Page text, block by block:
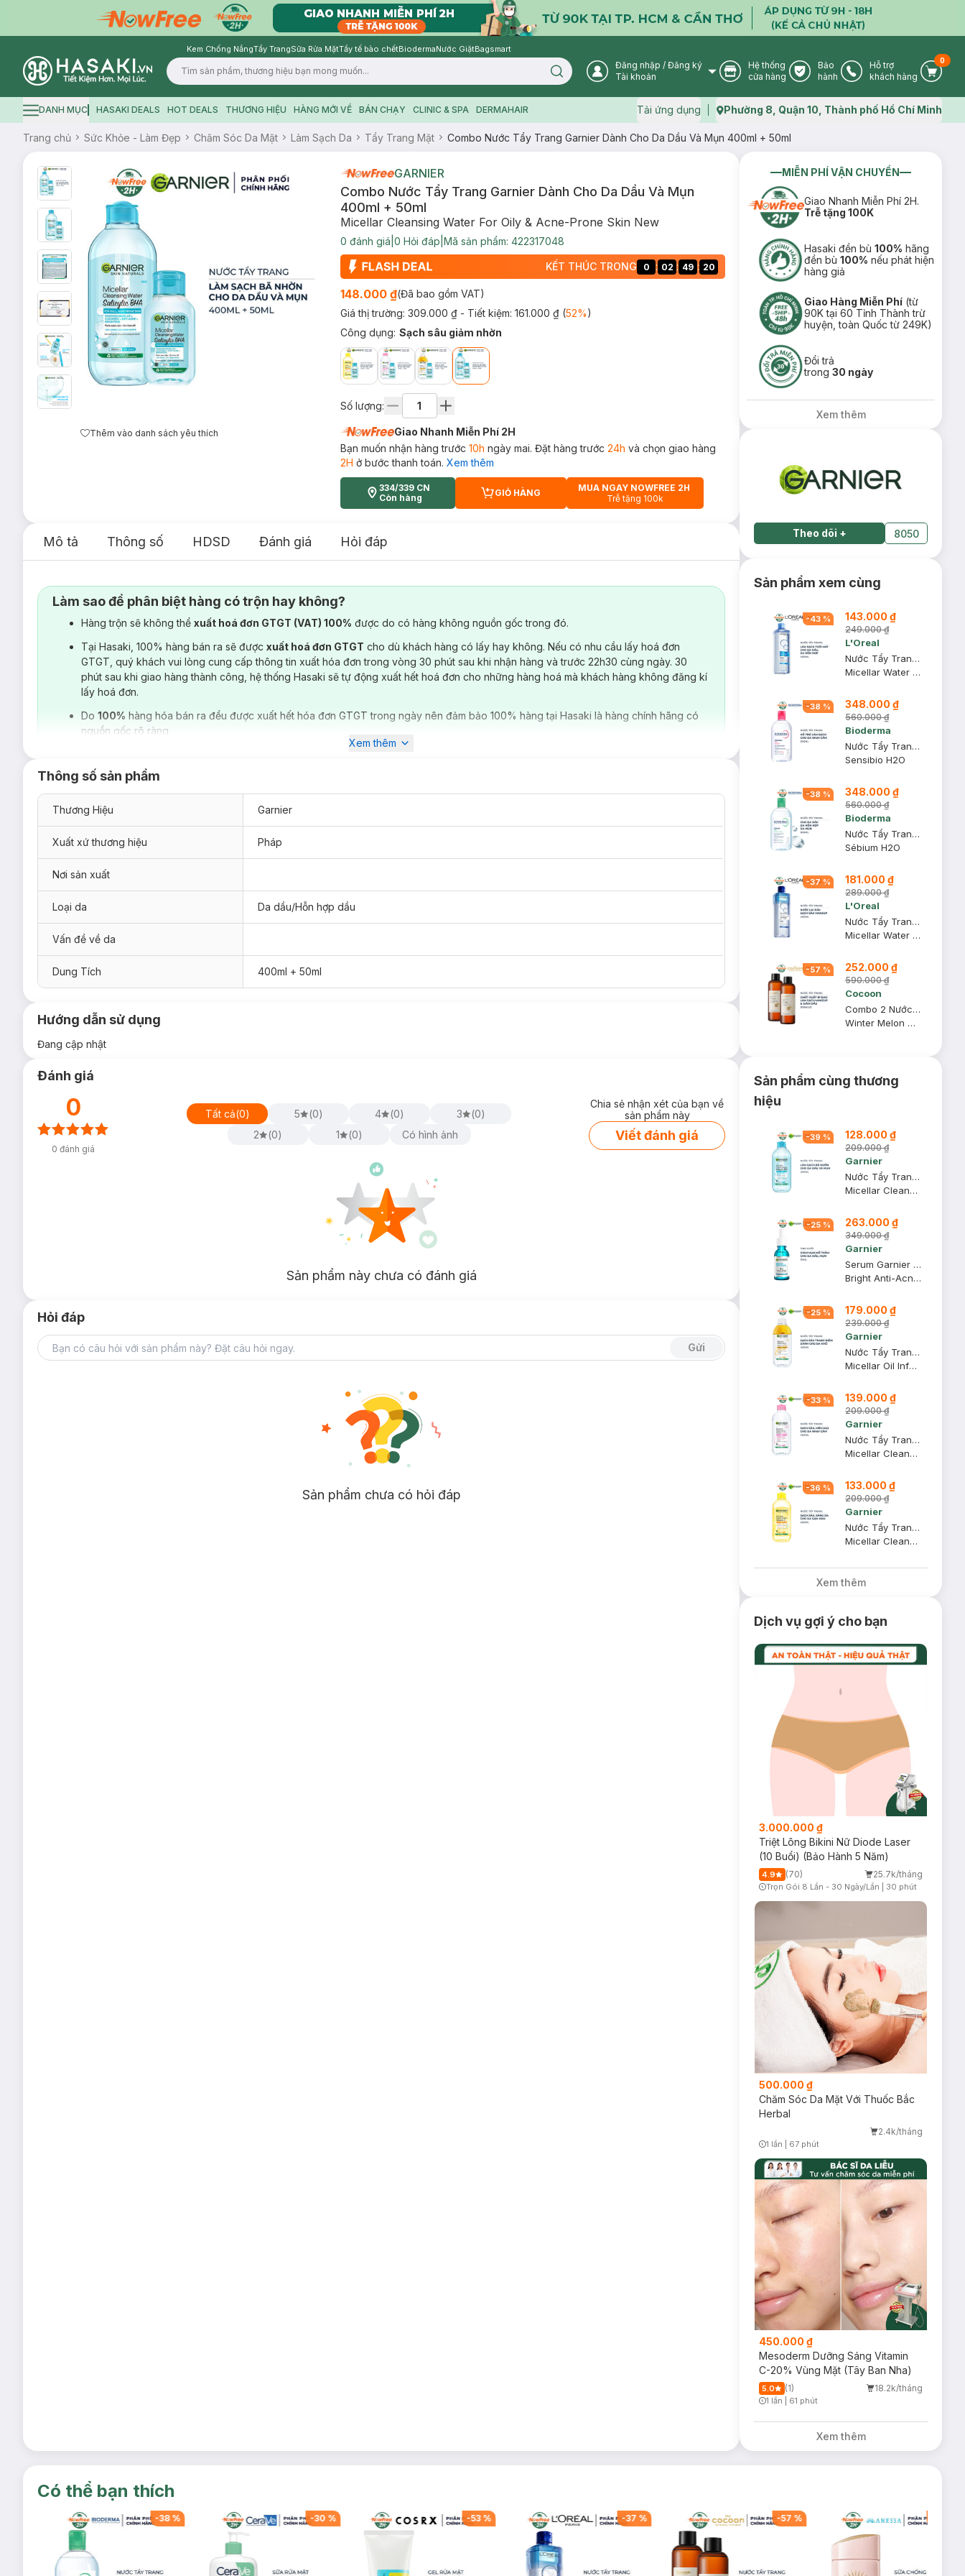
Kem Chống NắngTẩy TrangSữa Rửa MặtTẩy tế bào chếtBiodermaNước GiặtBagsmart
Logo
Search icon User Icon
Đăng nhập / Đăng ký
Tài khoản
Store Icon
Hệ thống
cửa hàng
Warranty Icon
Bảo
hành
Phone Icon
Hỗ trợ
khách hàng
Cart
0
Hamburger icon
DANH MỤC HASAKI DEALS HOT DEALS THƯƠNG HIỆU HÀNG MỚI VỀ BÁN CHẠY CLINIC & SPA DERMAHAIR Tải ứng dụng Map icon
Phường 8, Quận 10, Thành phố Hồ Chí Minh
Trang chủ Sức Khỏe - Làm Đẹp Chăm Sóc Da Mặt Làm Sạch Da Tẩy Trang Mặt Combo Nước Tẩy Trang Garnier Dành Cho Da Dầu Và Mụn 400ml + 50ml
Thêm vào danh sách yêu thích
GARNIER
Combo Nước Tẩy Trang Garnier Dành Cho Da Dầu Và Mụn
400ml + 50ml
Micellar Cleansing Water For Oily & Acne-Prone Skin New
0 đánh giá 0 Hỏi đáp Mã sản phẩm: 422317048
KẾT THÚC TRONG 0 : 02 : 49 : 19
148.000 ₫(Đã bao gồm VAT)
Giá thị trường: 309.000 ₫ - Tiết kiệm: 161.000 ₫(52%)
Công dụng: Sạch sâu giảm nhờn
Số lượng:
Giao Nhanh Miễn Phí 2H
Bạn muốn nhận hàng trước 10h ngày mai. Đặt hàng trước 24h và chọn giao hàng
2H ở bước thanh toán. Xem thêm
334/339 CN
Còn hàng
CART PLUS ICON
GIỎ HÀNG
MUA NGAY NOWFREE 2H
Trễ tặng 100k
Mô tả Thông số HDSD Đánh giá Hỏi đáp
Làm sao để phân biệt hàng có trộn hay không?
Hàng trộn sẽ không thể xuất hoá đơn GTGT (VAT) 100% được do có hàng không nguồn gốc trong đó.
Tại Hasaki, 100% hàng bán ra sẽ được xuất hoá đơn GTGT cho dù khách hàng có lấy hay không. Nếu có nhu cầu lấy hoá đơn
GTGT, quý khách vui lòng cung cấp thông tin xuất hóa đơn trong vòng 30 phút sau khi nhận hàng và trước 22h30 cùng ngày. 30
phút sau khi giao hàng thành công, hệ thống Hasaki sẽ tự động xuất hết hoá đơn cho những hàng hoá mà khách hàng không đăng kí
lấy hoá đơn.
Do 100% hàng hóa bán ra đều được xuất hết hóa đơn GTGT trong ngày nên đảm bảo 100% hàng tại Hasaki là hàng chính hãng có
nguồn gốc rõ ràng.
Xem thêm
Thông số sản phẩm
Thương Hiệu Garnier
Xuất xứ thương hiệu Pháp
Nơi sản xuất
Loại da Da dầu/Hỗn hợp dầu
Vấn đề về da
Dung Tích 400ml + 50ml
Hướng dẫn sử dụng
Đang cập nhật
Đánh giá
0
0 đánh giá
Tất cả(0) 5 (0) 4 (0) 3 (0)
2
(0) 1 (0) Có hình ảnh
Chia sẻ nhận xét của bạn về
sản phẩm này
Viết đánh giá
Sản phẩm này chưa có đánh giá
Hỏi đáp
Gửi
Sản phẩm chưa có hỏi đáp
MIỄN PHÍ VẬN CHUYỂN
Giao Nhanh Miễn Phí 2H.
Trễ tặng 100K
Hasaki đền bù100% hãng
đền bù100% nếu phát hiện
hàng giả
Giao Hàng Miễn Phí (từ
90K tại 60 Tỉnh Thành trừ
huyện, toàn Quốc từ 249K)
Đổi trả
trong30 ngày
Xem thêm
Theo dõi + 8050
Sản phẩm xem cùng
-43% 143.000 ₫
249.000 ₫
L'Oreal
Nước Tẩy Trang L'Oreal Tươi Mát Cho Da Dầu, Hỗn Hợp 400ml
Micellar Water 3-in-1 Refreshing Even For Sensitive Skin
-38 % 348.000 ₫
560.000 ₫
Bioderma
Nước Tẩy Trang Bioderma Dành Cho Da Nhạy Cảm 500ml
Sensibio H2O
-38 % 348.000 ₫
560.000 ₫
Bioderma
Nước Tẩy Trang Bioderma Dành Cho Da Dầu & Hỗn Hợp 500ml
Sébium H2O
-37% 181.000 ₫
289.000 ₫
L'Oreal
Nước Tẩy Trang L'Oreal Làm Sạch Sâu Trang Điểm 400ml
Micellar Water 3-in-1 Deep Cleansing Even For Sensitive Skin
-57 % 252.000 ₫
590.000 ₫
Cocoon
Combo 2 Nước Tẩy Trang Bí Đao Cocoon Làm Sạch & Giảm Dầu 500ml
Winter Melon Micellar Water
Sản phẩm cùng thương
hiệu
-39 % 128.000 ₫
209.000 ₫
Garnier
Nước Tẩy Trang Garnier Dành Cho Da Dầu Và Mụn 400ml (Mới)
Micellar Cleansing Water For Oily & Acne-Prone Skin New
-25 % 263.000 ₫
349.000 ₫
Garnier
Serum Garnier Giảm Mụn Mờ Thâm Cho Da Dầu, Mụn 30ml
Bright Anti-Acne Booster Serum
-25 % 179.000 ₫
239.000 ₫
Garnier
Nước Tẩy Trang Garnier Làm Sạch Sâu Lớp Trang Điểm 400ml
Micellar Oil Infused Cleansing Water
-33 % 139.000 ₫
209.000 ₫
Garnier
Nước Tẩy Trang Garnier Dành Cho Da Nhạy Cảm 400ml
Micellar Cleansing Water For Sensitive Skin
-36 % 133.000 ₫
209.000 ₫
Garnier
Nước Tẩy Trang Garnier Vitamin C Làm Sáng Da 400ml
Micellar Cleansing Water Vitamin C
Xem thêm
Dịch vụ gợi ý cho bạn
3.000.000 ₫
Triệt Lông Bikini Nữ Diode Laser
(10 Buổi) (Bảo Hành 5 Năm)
4.9 (70) 25.7k/tháng
Trọn Gói 8 Lần - 30 Ngày/Lần 30 phút
500.000 ₫
Chăm Sóc Da Mặt Với Thuốc Bắc
Herbal
2.4k/tháng
Timer Gray Icon
1 lần 67 phút
450.000 ₫
Mesoderm Dưỡng Sáng Vitamin
C-20% Vùng Mặt (Tây Ban Nha)
5.0 (1) 18.2k/tháng
1 lần 61 phút
Xem thêm
Có thể bạn thích
-38% -30 % -53% -37 % -57 %